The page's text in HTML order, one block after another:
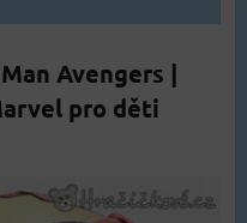
Avengers |
pro děti